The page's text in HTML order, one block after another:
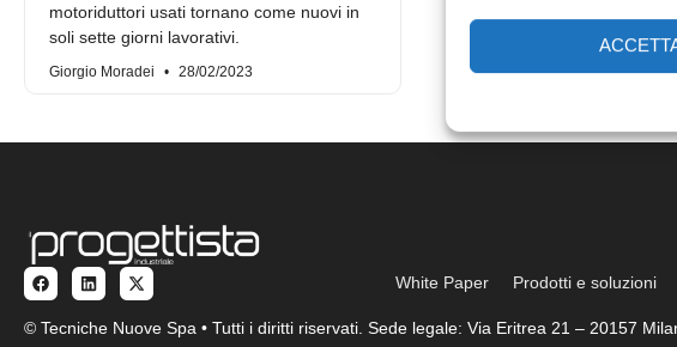
motoriduttori usati tornano come nuovi in
soli sette giorni lavorativi.
Giorgio Moradei 28/02/2023
White Paper Prodotti e soluzioni
© Tecniche Nuove Spa • Tutti i diritti riservati. Sede legale: Via Eritrea 21 – 20157